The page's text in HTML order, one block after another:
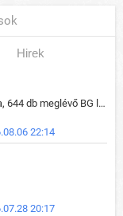
Hirek
149 új BG lap került be az adatbázisba, 644 db meglévő BG lap módosult, bekerültek az új képek a megváltozott lapokhoz is.
22:14
20:17